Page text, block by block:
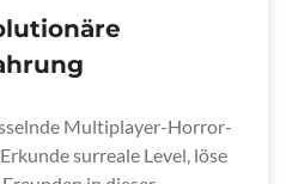
Multiplayer-Horror-
surreale Level, löse